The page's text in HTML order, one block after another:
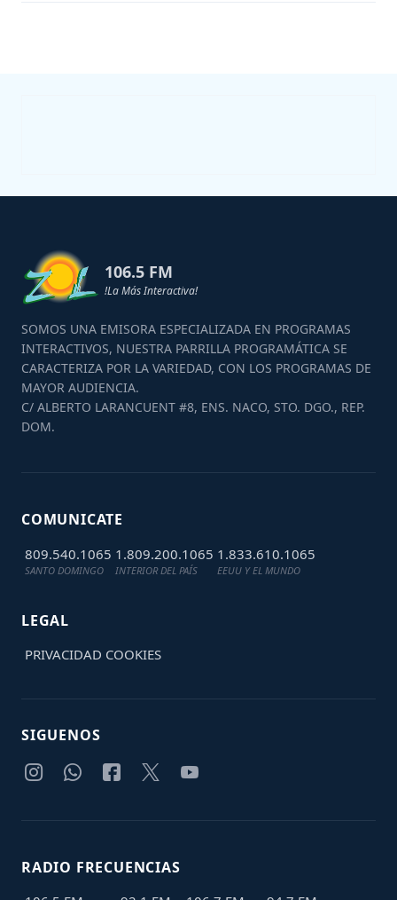
106.5 FM
!La Más Interactiva!
SOMOS UNA EMISORA ESPECIALIZADA EN PROGRAMAS
INTERACTIVOS, NUESTRA PARRILLA PROGRAMÁTICA SE
CARACTERIZA POR LA VARIEDAD, CON LOS PROGRAMAS DE
MAYOR AUDIENCIA.
C/ ALBERTO LARANCUENT #8, ENS. NACO, STO. DGO., REP.
DOM.
COMUNICATE
809.540.1065
SANTO DOMINGO
1.809.200.1065
INTERIOR DEL PAÍS
1.833.610.1065
EEUU Y EL MUNDO
LEGAL
PRIVACIDAD COOKIES
SIGUENOS
RADIO FRECUENCIAS